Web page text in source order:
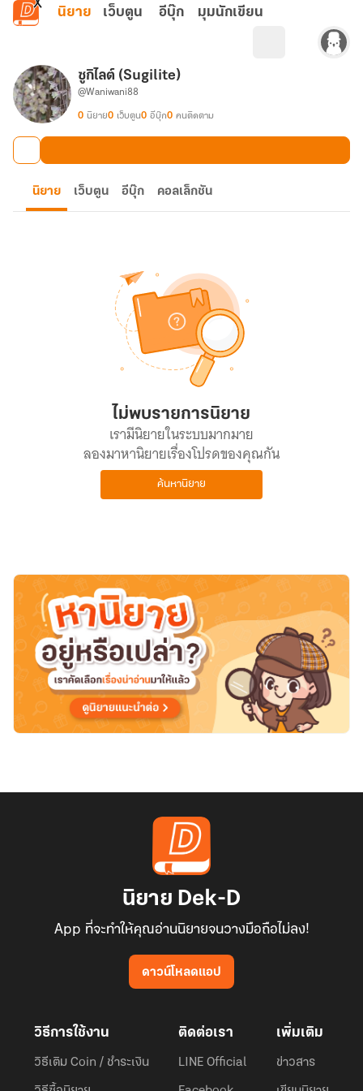
ข้ามไปยังเนื้อหาหลัก
นิยาย เว็บตูน อีบุ๊ก มุมนักเขียน
ซูกิไลต์ (Sugilite)
@Waniwani88
0 นิยาย0 เว็บตูน0 อีบุ๊ก0 คนติดตาม
นิยาย เว็บตูน อีบุ๊ก คอลเล็กชัน
ไม่พบรายการนิยาย
เรามีนิยายในระบบมากมาย
ลองมาหานิยายเรื่องโปรดของคุณกัน
ค้นหานิยาย
นิยาย Dek-D
App ที่จะทำให้คุณอ่านนิยายจนวางมือถือไม่ลง!
ดาวน์โหลดแอป
วิธีการใช้งาน
วิธีเติม Coin / ชำระเงิน
ติดต่อเรา
LINE Official
เพิ่มเติม
ข่าวสาร